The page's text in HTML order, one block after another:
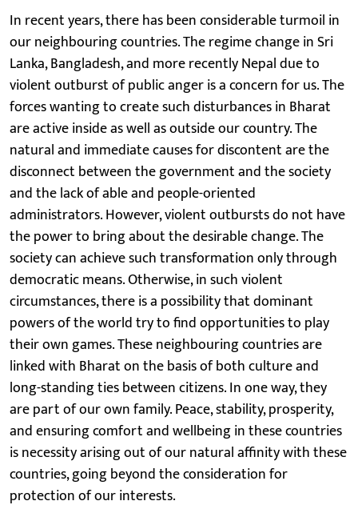
In recent years, there has been considerable turmoil in
our neighbouring countries. The regime change in Sri
Lanka, Bangladesh, and more recently Nepal due to
violent outburst of public anger is a concern for us. The
forces wanting to create such disturbances in Bharat
are active inside as well as outside our country. The
natural and immediate causes for discontent are the
disconnect between the government and the society
and the lack of able and people-oriented
administrators. However, violent outbursts do not have
the power to bring about the desirable change. The
society can achieve such transformation only through
democratic means. Otherwise, in such violent
circumstances, there is a possibility that dominant
powers of the world try to find opportunities to play
their own games. These neighbouring countries are
linked with Bharat on the basis of both culture and
long-standing ties between citizens. In one way, they
are part of our own family. Peace, stability, prosperity,
and ensuring comfort and wellbeing in these countries
is necessity arising out of our natural affinity with these
countries, going beyond the consideration for
protection of our interests.